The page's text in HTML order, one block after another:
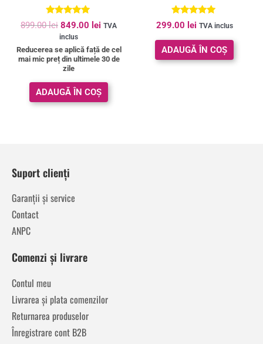
Evaluat la
4.95
din 5
899.00lei 849.00 lei TVA
inclus
Reducerea se aplică față de cel
mai mic preț din ultimele 30 de
zile
ADAUGĂ ÎN COȘ
Evaluat la
4.90
din 5
299.00 lei TVA inclus
ADAUGĂ ÎN COȘ
Suport clienți
Garanții și service
Contact
ANPC
Comenzi și livrare
Contul meu
Livrarea și plata comenzilor
Returnarea produselor
Înregistrare cont B2B